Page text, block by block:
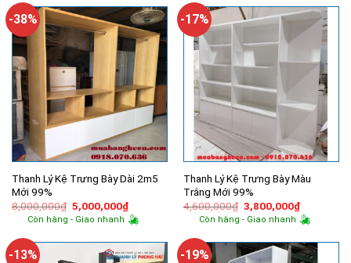
3,600,000₫.
-38%
Thanh Lý Kệ Trưng Bày Dài 2m5
Mới 99%
8,000,000₫ Giá
gốc
là:
5,000,000₫Giá
hiện
tại
5,000,000₫.
Còn hàng - Giao nhanh
-17%
Thanh Lý Kệ Trưng Bày Màu
Trắng Mới 99%
4,600,000₫ Giá
gốc
là:
3,800,000₫Giá
hiện
tại
Còn hàng - Giao nhanh
-13% -19%